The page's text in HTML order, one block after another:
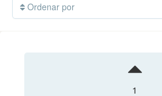
Ordenar por
1